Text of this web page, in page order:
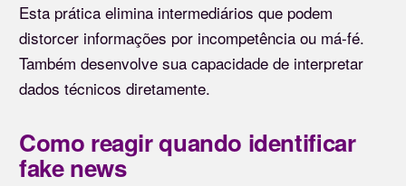
Esta prática elimina intermediários que podem
distorcer informações por incompetência ou má-fé.
Também desenvolve sua capacidade de interpretar
dados técnicos diretamente.
Como reagir quando identificar
fake news